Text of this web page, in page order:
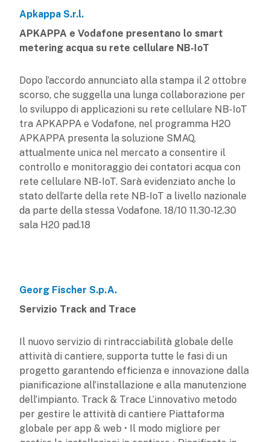
Apkappa S.r.l.
APKAPPA e Vodafone presentano lo smart
metering acqua su rete cellulare NB-IoT
Dopo l’accordo annunciato alla stampa il 2 ottobre
scorso, che suggella una lunga collaborazione per
lo sviluppo di applicazioni su rete cellulare NB-IoT
tra APKAPPA e Vodafone, nel programma H2O
APKAPPA presenta la soluzione SMAQ,
attualmente unica nel mercato a consentire il
controllo e monitoraggio dei contatori acqua con
rete cellulare NB-IoT. Sarà evidenziato anche lo
stato dell’arte della rete NB-IoT a livello nazionale
da parte della stessa Vodafone. 18/10 11.30-12.30
sala H20 pad.18
Georg Fischer S.p.A.
Servizio Track and Trace
Il nuovo servizio di rintracciabilità globale delle
attività di cantiere, supporta tutte le fasi di un
progetto garantendo efficienza e innovazione dalla
pianificazione all’installazione e alla manutenzione
dell’impianto. Track & Trace L’innovativo metodo
per gestire le attività di cantiere Piattaforma
globale per app & web • Il modo migliore per